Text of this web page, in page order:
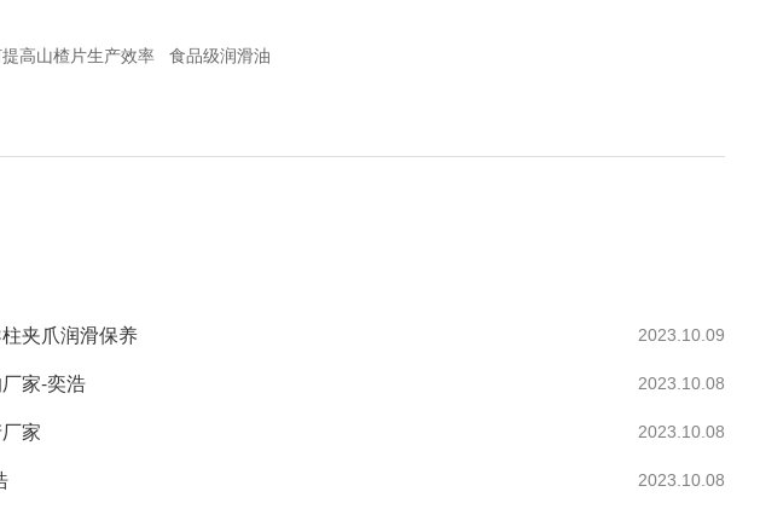
高山楂片生产效率 食品级润滑油
夹爪润滑保养 2023.10.09
家-奕浩 2023.10.08
家 2023.10.08
2023.10.08